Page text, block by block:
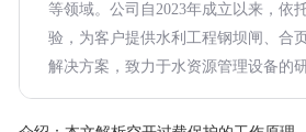
等领域。公司自2023年成立以来，依
验，为客户提供水利工程钢坝闸、合
解决方案，致力于水资源管理设备的